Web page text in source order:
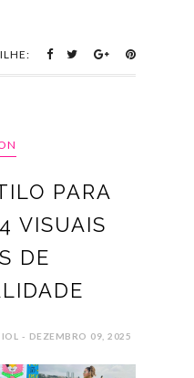
PARA
VISUAIS
DE
- DEZEMBRO 09, 2025